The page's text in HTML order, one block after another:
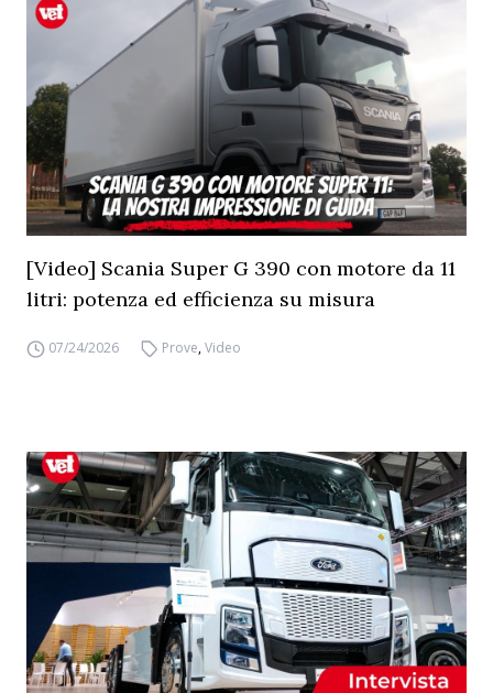
[Video] Scania Super G 390 con motore da 11
litri: potenza ed efficienza su misura
07/24/2026 Prove,Video